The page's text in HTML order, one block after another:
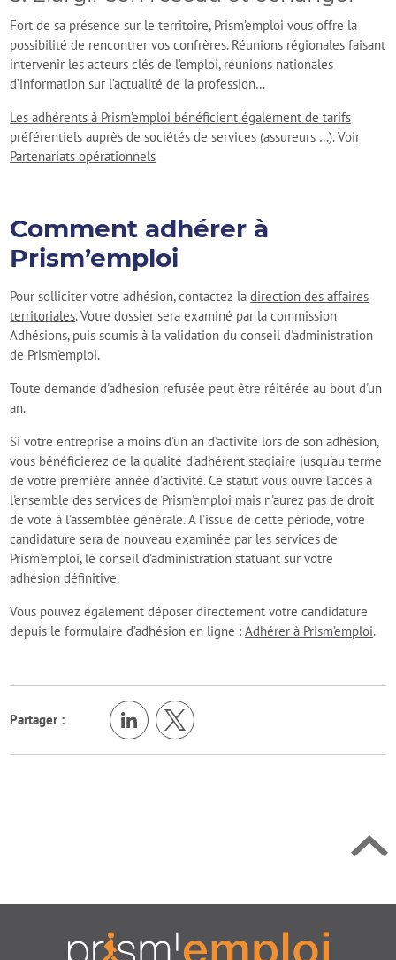
Fort de sa présence sur le territoire, Prism’emploi vous offre la
possibilité de rencontrer vos confrères. Réunions régionales faisant
intervenir les acteurs clés de l’emploi, réunions nationales
d’information sur l’actualité de la profession…
Les adhérents à Prism’emploi bénéficient également de tarifs
préférentiels auprès de sociétés de services (assureurs …). Voir
Partenariats opérationnels
Comment adhérer à
Prism’emploi
Pour solliciter votre adhésion, contactez ladirection des affaires
territoriales. Votre dossier sera examiné par la commission
Adhésions, puis soumis à la validation du conseil d'administration
de Prism'emploi.
Toute demande d'adhésion refusée peut être réitérée au bout d'un
an.
Si votre entreprise a moins d'un an d'activité lors de son adhésion,
vous bénéficierez de la qualité d'adhérent stagiaire jusqu'au terme
de votre première année d'activité. Ce statut vous ouvre l’accès à
l'ensemble des services de Prism'emploi mais n'aurez pas de droit
de vote à l’assemblée générale. A l'issue de cette période, votre
candidature sera de nouveau examinée par les services de
Prism'emploi, le conseil d'administration statuant sur votre
adhésion définitive.
Vous pouvez également déposer directement votre candidature
depuis le formulaire d’adhésion en ligne :Adhérer à Prism’emploi.
Partager :